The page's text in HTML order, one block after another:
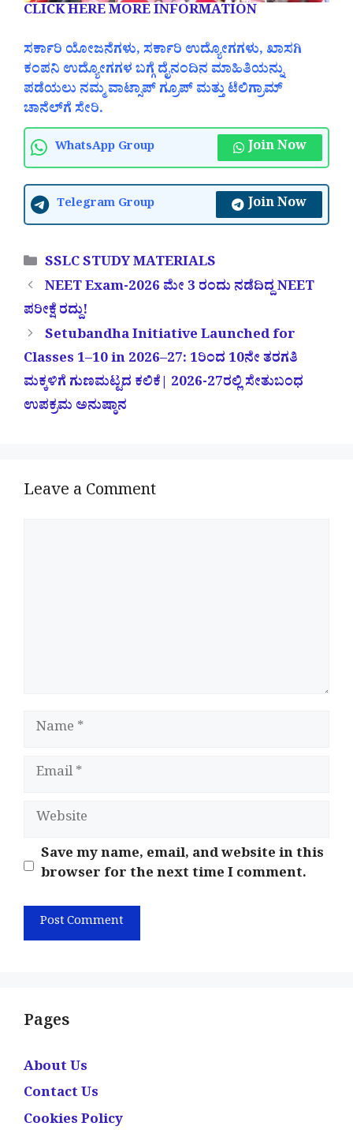
CLICK HERE MORE INFORMATION
ಸರ್ಕಾರಿ ಯೋಜನೆಗಳು, ಸರ್ಕಾರಿ ಉದ್ಯೋಗಗಳು, ಖಾಸಗಿ
ಕಂಪನಿ ಉದ್ಯೋಗಗಳ ಬಗ್ಗೆ ದೈನಂದಿನ ಮಾಹಿತಿಯನ್ನು
ಪಡೆಯಲು ನಮ್ಮ ವಾಟ್ಸಾಪ್ ಗ್ರೂಪ್ ಮತ್ತು ಟೆಲಿಗ್ರಾಮ್
ಚಾನೆಲ್‌ಗೆ ಸೇರಿ.
WhatsApp Group Join Now
Telegram Group Join Now
Categories
SSLC STUDY MATERIALS
NEET Exam-2026 ಮೇ 3 ರಂದು ನಡೆದಿದ್ದ NEET
ಪರೀಕ್ಷೆ ರದ್ದು!
Setubandha Initiative Launched for
Classes 1–10 in 2026–27: 1ರಿಂದ 10ನೇ ತರಗತಿ
ಮಕ್ಕಳಿಗೆ ಗುಣಮಟ್ಟದ ಕಲಿಕೆ| 2026-27ರಲ್ಲಿ ಸೇತುಬಂಧ
ಉಪಕ್ರಮ ಅನುಷ್ಠಾನ
Leave a Comment
Name
Email
Website
Save my name, email, and website in this
browser for the next time I comment.
Pages
About Us
Contact Us
Cookies Policy